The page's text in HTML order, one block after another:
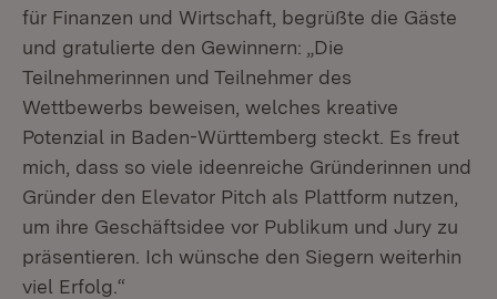
für Finanzen und Wirtschaft, begrüßte die Gäste
und gratulierte den Gewinnern: „Die
Teilnehmerinnen und Teilnehmer des
Wettbewerbs beweisen, welches kreative
Potenzial in Baden-Württemberg steckt. Es freut
mich, dass so viele ideenreiche Gründerinnen und
Gründer den Elevator Pitch als Plattform nutzen,
um ihre Geschäftsidee vor Publikum und Jury zu
präsentieren. Ich wünsche den Siegern weiterhin
viel Erfolg.“